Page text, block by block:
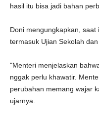
hasil itu bisa jadi bahan
Doni mengungkapkan, saat
termasuk Ujian Sekolah
"Menteri menjelaskan
nggak perlu khawatir.
perubahan memang wajar
ujarnya.